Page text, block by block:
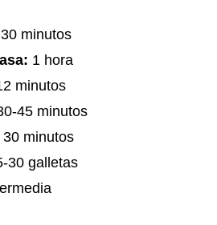
30 minutos
1 hora
minutos
45 minutos
minutos
30 galletas